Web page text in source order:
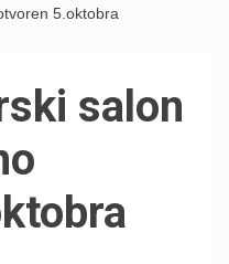
5.oktobra
salon